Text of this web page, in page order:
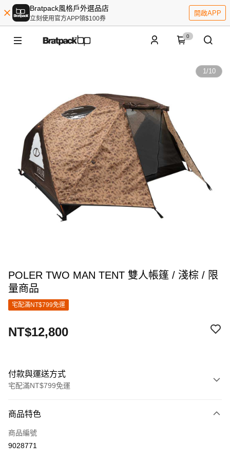
Bratpack風格戶外選品店
立刻使用官方APP領$100券
開啟APP
0
1/10
POLER TWO MAN TENT 雙人帳篷 / 淺棕 / 限
量商品
宅配滿NT$799免運
NT$12,800
付款與運送方式
宅配滿NT$799免運
信用卡一次付款
信用卡分期付款
商品特色
商品編號
9028771